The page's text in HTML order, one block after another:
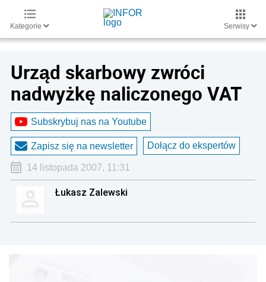
Kategorie Serwisy
Urząd skarbowy zwróci
nadwyżkę naliczonego VAT
Subskrybuj nas na Youtube
Zapisz się na newsletter Dołącz do ekspertów
14 listopada 2007, 11:31
Łukasz Zalewski